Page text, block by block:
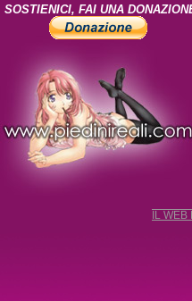
IL
SOSTIENICI, FAI UNA